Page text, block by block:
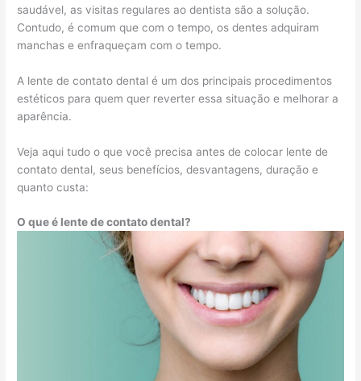
saudável, as visitas regulares ao dentista são a solução.
Contudo, é comum que com o tempo, os dentes adquiram
manchas e enfraqueçam com o tempo.
A lente de contato dental é um dos principais procedimentos
estéticos para quem quer reverter essa situação e melhorar a
aparência.
Veja aqui tudo o que você precisa antes de colocar lente de
contato dental, seus benefícios, desvantagens, duração e
quanto custa:
O que é lente de contato dental?